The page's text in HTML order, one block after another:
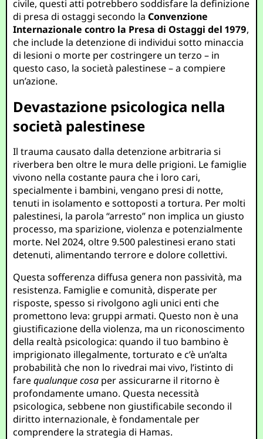
civile, questi atti potrebbero soddisfare la definizione
di presa di ostaggi secondo laConvenzione
Internazionale contro la Presa di Ostaggi del 1979,
che include la detenzione di individui sotto minaccia
di lesioni o morte per costringere un terzo – in
questo caso, la società palestinese – a compiere
un’azione.
Devastazione psicologica nella
società palestinese
Il trauma causato dalla detenzione arbitraria si
riverbera ben oltre le mura delle prigioni. Le famiglie
vivono nella costante paura che i loro cari,
specialmente i bambini, vengano presi di notte,
tenuti in isolamento e sottoposti a tortura. Per molti
palestinesi, la parola “arresto” non implica un giusto
processo, ma sparizione, violenza e potenzialmente
morte. Nel 2024, oltre 9.500 palestinesi erano stati
detenuti, alimentando terrore e dolore collettivi.
Questa sofferenza diffusa genera non passività, ma
resistenza. Famiglie e comunità, disperate per
risposte, spesso si rivolgono agli unici enti che
promettono leva: gruppi armati. Questo non è una
giustificazione della violenza, ma un riconoscimento
della realtà psicologica: quando il tuo bambino è
imprigionato illegalmente, torturato e c’è un’alta
probabilità che non lo rivedrai mai vivo, l’istinto di
farequalunque cosa per assicurarne il ritorno è
profondamente umano. Questa necessità
psicologica, sebbene non giustificabile secondo il
diritto internazionale, è fondamentale per
comprendere la strategia di Hamas.